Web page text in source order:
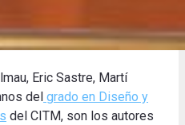
Eric Sastre, Martí
del grado en Diseño y
del CITM, son los autores